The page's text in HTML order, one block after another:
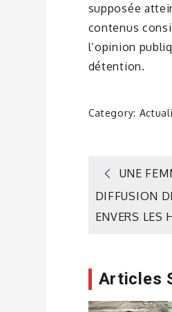
supposée
contenus
l’opinion
détention.
Category:
de
UNE
DIFFUSION
ENVERS LES
Articles